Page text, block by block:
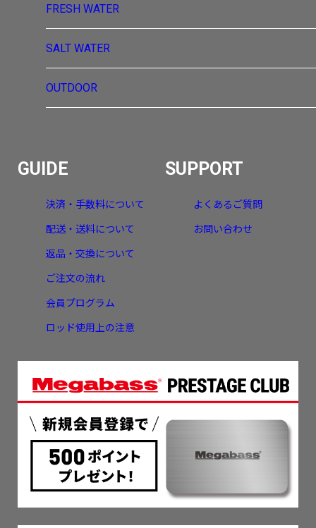
FRESH WATER
SALT WATER
OUTDOOR
GUIDE
決済・手数料について
配送・送料について
返品・交換について
ご注文の流れ
会員プログラム
ロッド使用上の注意
SUPPORT
よくあるご質問
お問い合わせ